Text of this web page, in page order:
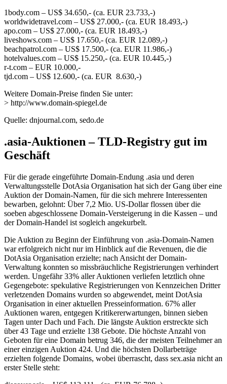
1body.com – US$ 34.650,- (ca. EUR 23.733,-)
worldwidetravel.com – US$ 27.000,- (ca. EUR 18.493,-)
apo.com – US$ 27.000,- (ca. EUR 18.493,-)
liveshows.com – US$ 17.650,- (ca. EUR 12.089,-)
beachpatrol.com – US$ 17.500,- (ca. EUR 11.986,-)
hotelvalues.com – US$ 15.250,- (ca. EUR 10.445,-)
r-t.com – EUR 10.000,-
tjd.com – US$ 12.600,- (ca. EUR 8.630,-)
Weitere Domain-Preise finden Sie unter:
> http://www.domain-spiegel.de
Quelle: dnjournal.com, sedo.de
.asia-Auktionen – TLD-Registry gut im
Geschäft
Für die gerade eingeführte Domain-Endung .asia und deren
Verwaltungsstelle DotAsia Organisation hat sich der Gang über eine
Auktion der Domain-Namen, für die sich mehrere Interessenten
bewarben, gelohnt: Über 7,2 Mio. US-Dollar flossen über die
soeben abgeschlossene Domain-Versteigerung in die Kassen – und
der Domain-Handel ist sogleich angekurbelt.
Die Auktion zu Beginn der Einführung von .asia-Domain-Namen
war erfolgreich nicht nur im Hinblick auf die Revenuen, die die
DotAsia Organisation erzielte; nach Ansicht der Domain-
Verwaltung konnten so missbräuchliche Registrierungen verhindert
werden. Ungefähr 33% aller Auktionen verliefen letztlich ohne
Gegengebote: spekulative Registrierungen von Kennzeichen Dritter
verletzenden Domains wurden so abgewendet, meint DotAsia
Organisation in einer aktuellen Presseinformation. 67% aller
Auktionen waren, entgegen Kritikererwartungen, binnen sieben
Tagen unter Dach und Fach. Die längste Auktion erstreckte sich
über 43 Tage und erzielte 138 Gebote. Die höchste Anzahl von
Geboten für eine Domain betrug 346, die der meisten Teilnehmer an
einer einzigen Auktion 424. Und die höchsten Dollarbeträge
erzielten folgende Domains, wobei überrascht, dass sex.asia nicht an
erster Stelle steht: